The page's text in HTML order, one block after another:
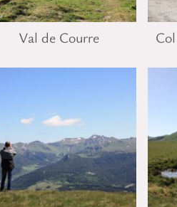
Val de Courre